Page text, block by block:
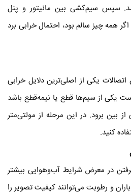
سپس سیم‌کشی بین مانیتور و پنل
همه چیز سالم بود، احتمال خرابی برد
یکی از اصلی‌ترین دلایل خرابی
یکی از سیم‌ها قطع یا نیمه‌قطع باشد
از بین برود. در این مرحله از مولتی‌متر
کنید.
در معرض شرایط آب‌وهوایی بیشتر
و رطوبت می‌توانند کیفیت تصویر را